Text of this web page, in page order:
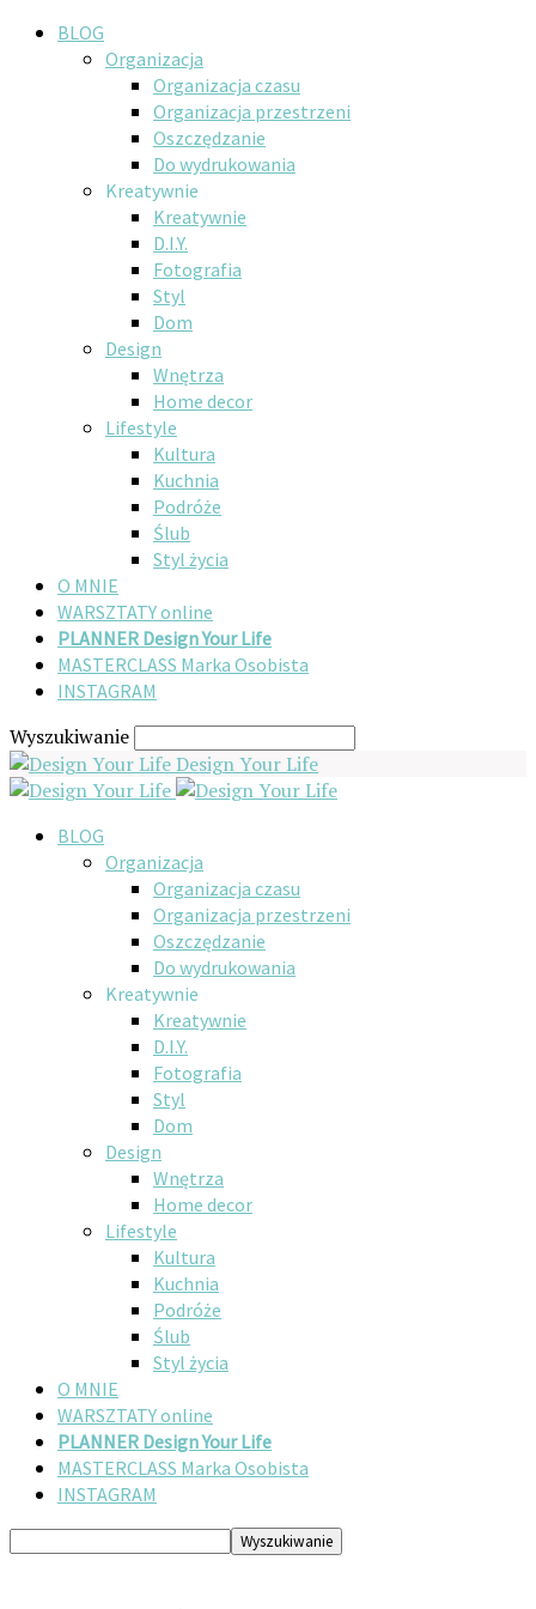
BLOG
Organizacja
Organizacja czasu
Organizacja przestrzeni
Oszczędzanie
Do wydrukowania
Kreatywnie
Kreatywnie
D.I.Y.
Fotografia
Styl
Dom
Design
Wnętrza
Home decor
Lifestyle
Kultura
Kuchnia
Podróże
Ślub
Styl życia
O MNIE
WARSZTATY online
PLANNER Design Your Life
MASTERCLASS Marka Osobista
INSTAGRAM
Wyszukiwanie
Design Your Life
BLOG
Organizacja
Organizacja czasu
Organizacja przestrzeni
Oszczędzanie
Do wydrukowania
Kreatywnie
Kreatywnie
D.I.Y.
Fotografia
Styl
Dom
Design
Wnętrza
Home decor
Lifestyle
Kultura
Kuchnia
Podróże
Ślub
Styl życia
O MNIE
WARSZTATY online
PLANNER Design Your Life
MASTERCLASS Marka Osobista
INSTAGRAM